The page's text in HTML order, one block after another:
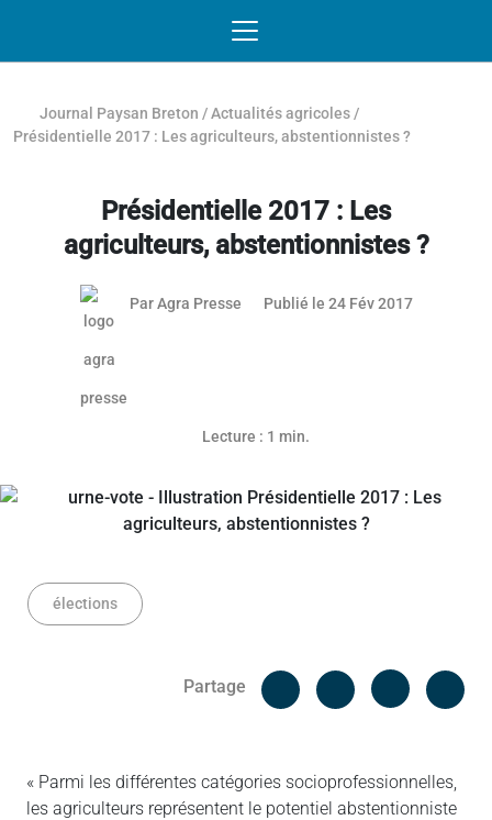
Journal Paysan Breton /Actualités agricoles /
Présidentielle 2017 : Les agriculteurs, abstentionnistes ?
Présidentielle 2017 : Les
agriculteurs, abstentionnistes ?
ParAgra Presse Publié le 24 Fév 201724 février
Lecture : 1 min.
élections
Partage
Facebook
« Parmi les différentes catégories socioprofessionnelles,
les agriculteurs représentent le potentiel abstentionniste